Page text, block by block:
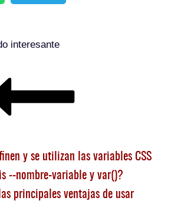
interesante
y se utilizan las variables CSS
--nombre-variable y var()?
principales ventajas de usar